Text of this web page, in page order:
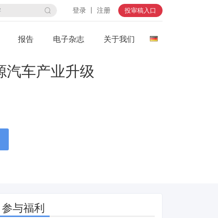
登录 丨 注册 投审稿入口
报告 电子杂志 关于我们
汽车产业升级
参与福利